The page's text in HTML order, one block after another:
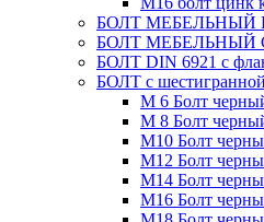
БОЛТ МЕБЕЛЬНЫЙ
БОЛТ МЕБЕЛЬНЫЙ
БОЛТ DIN 6921 c
БОЛТ с
М 6 Болт
М 8 Болт
М10 Болт
М12 Болт
М14 Болт
М16 Болт